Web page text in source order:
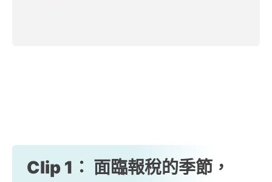
Clip 1： 面臨報稅的季節，